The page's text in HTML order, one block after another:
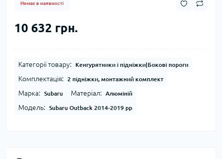
Немає в наявності
10 632 грн.
Категорії товару: Кенгурятники і підніжки|Бокові пороги
Комплектація: 2 підніжки, монтажний комплект
Марка: Subaru Матеріал: Алюміній
Модель: Subaru Outback 2014-2019 рр